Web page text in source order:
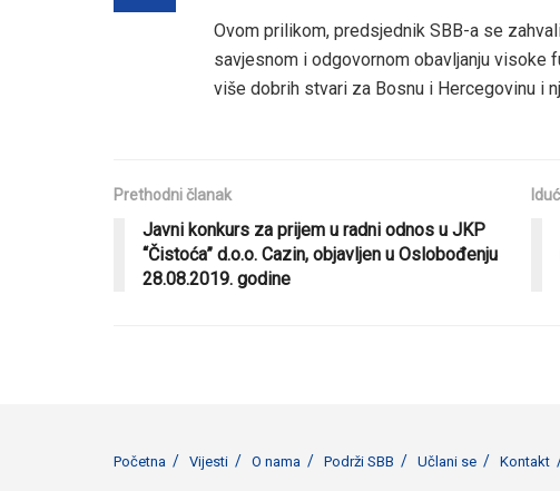
Ovom prilikom, predsjednik SBB-a se
savjesnom i odgovornom obavljanju visoke
više dobrih stvari za Bosnu i Hercegovinu i
Prethodni članak
Javni konkurs za prijem u radni odnos u JKP
“Čistoća” d.o.o. Cazin, objavljen u Oslobođenju
28.08.2019. godine
Početna Vijesti O nama Podrži SBB Učlani se Kontakt